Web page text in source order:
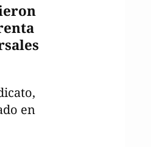
en